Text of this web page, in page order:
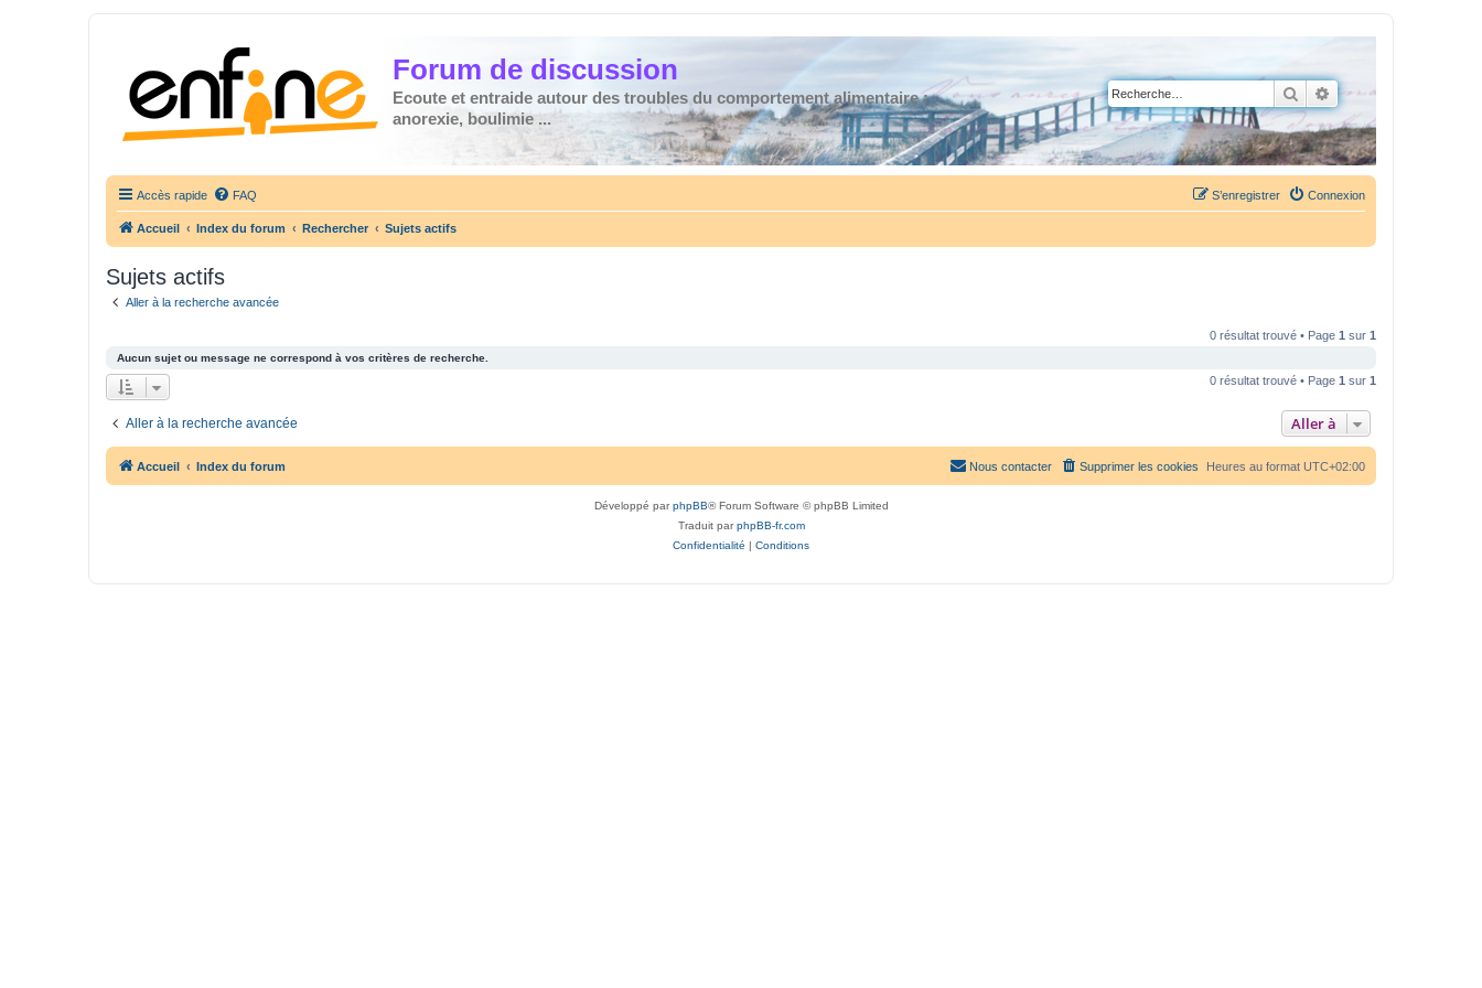
Forum de discussion
Ecoute et entraide autour des troubles du comportement alimentaire :
anorexie, boulimie ...
Rechercher
Recherche avancée
Accès rapide FAQ Connexion
S’enregistrer
Accueil Index du forum Rechercher Sujets actifs
Sujets actifs
Aller à la recherche avancée
0 résultat trouvé • Page 1 sur 1
Aucun sujet ou message ne correspond à vos critères de recherche.
0 résultat trouvé • Page 1 sur 1
Aller à la recherche avancée Aller à
Accueil Index du forum Heures au format UTC+02:00
Supprimer les cookies
Nous contacter
Développé parphpBB® Forum Software © phpBB Limited
Traduit parphpBB-fr.com
Confidentialité | Conditions